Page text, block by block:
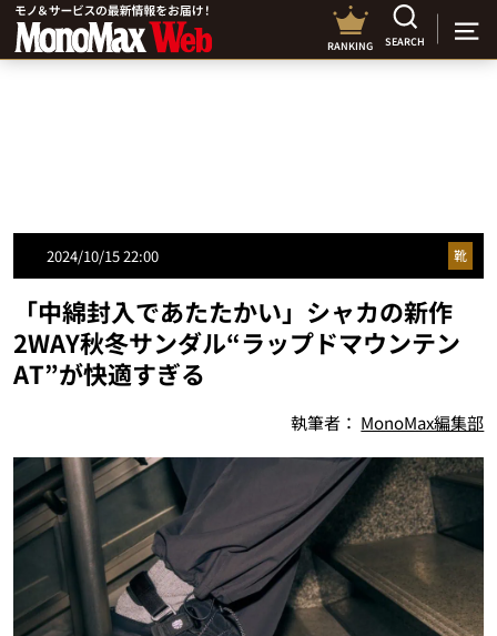
RANKING SEARCH
2024/10/15 22:00 靴
「中綿封入であたたかい」シャカの新作
2WAY秋冬サンダル“ラップドマウンテン
AT”が快適すぎる
執筆者： MonoMax編集部